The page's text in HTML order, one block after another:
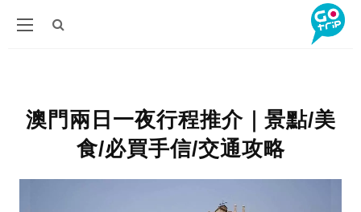
澳門兩日一夜行程推介｜景點/美
食/必買手信/交通攻略